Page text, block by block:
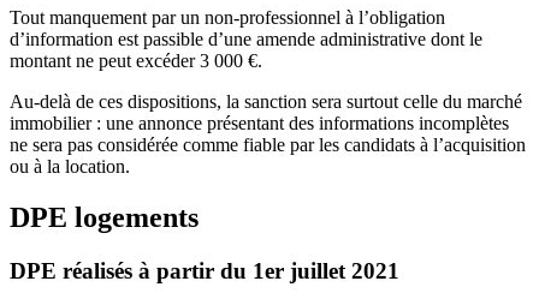
Tout manquement par un non-professionnel à l’obligation
d’information est passible d’une amende administrative dont le
montant ne peut excéder 3 000 €.
Au-delà de ces dispositions, la sanction sera surtout celle du marché
immobilier : une annonce présentant des informations incomplètes
ne sera pas considérée comme fiable par les candidats à l’acquisition
ou à la location.
DPE logements
DPE réalisés à partir du 1er juillet 2021